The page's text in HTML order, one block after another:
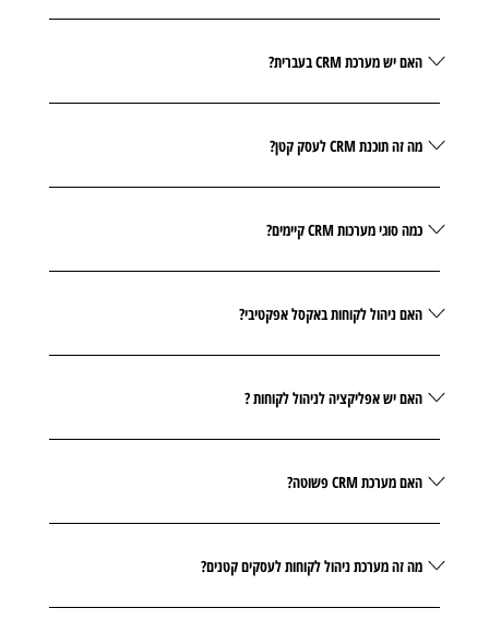
האם יש מערכת CRM בעברית?
מה זה תוכנת CRM לעסק קטן?
כמה סוגי מערכות CRM קיימים?
האם ניהול לקוחות באקסל אפקטיבי?
האם יש אפליקציה לניהול לקוחות ?
האם מערכת CRM פשוטה?
מה זה מערכת ניהול לקוחות לעסקים קטנים?